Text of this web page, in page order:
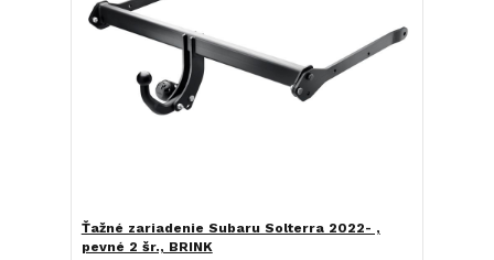
Ťažné zariadenie Subaru Solterra 2022- ,
pevné 2 šr., BRINK